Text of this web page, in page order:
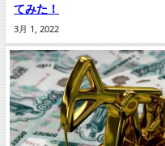
てみた！
3月 1, 2022